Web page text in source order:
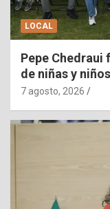
LOCAL
Pepe
de niñas y
7 agosto, 2026